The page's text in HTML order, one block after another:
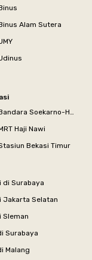
Alam Sutera
Haji Nawi
Bekasi Timur
di Surabaya
Jakarta Selatan
Sleman
Surabaya
Malang